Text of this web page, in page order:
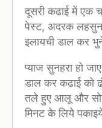
दूसरी कढाई में एक
पेस्‍ट, अदरक लहसुन
इलायची डाल कर
प्‍याज सुनहरा हो
डाल कर कढाई को
तले हुए आलू और
मिनट के लिये